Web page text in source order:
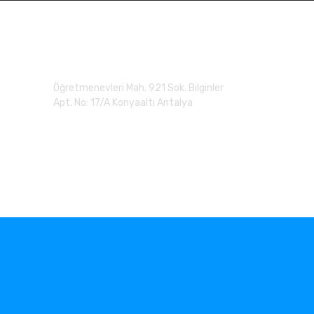
Öğretmenevleri Mah. 921 Sok. Bilginler
Apt. No: 17/A Konyaaltı Antalya